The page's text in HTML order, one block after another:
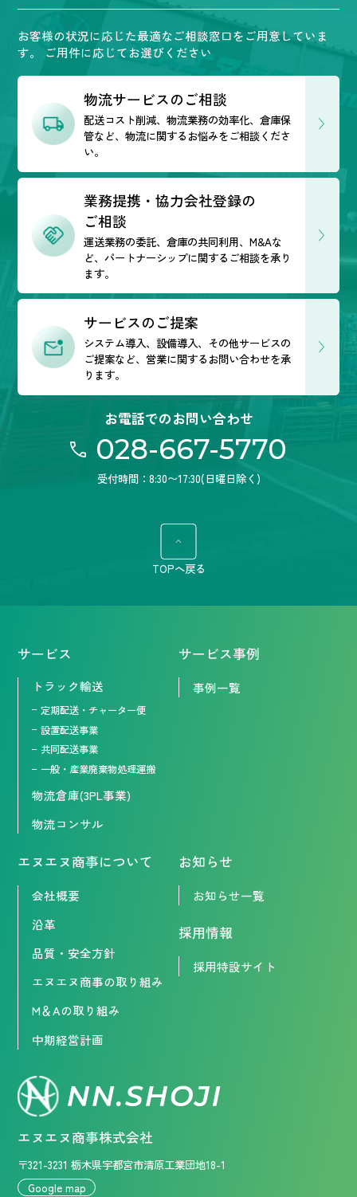
お客様の状況に応じた最適なご相談窓口をご用意していま
す。
ご用件に応じてお選びください
お電話でのお問い合わせ
028-667-5770
受付時間：8:30〜17:30(日曜日除く)
物流サービスのご相談
配送コスト削減、物流業務の効率化、倉庫保
管など、物流に関するお悩みをご相談くださ
い。
業務提携・協力会社登録の
ご相談
運送業務の委託、倉庫の共同利用、M&Aな
ど、パートナーシップに関するご相談を承り
ます。
サービスのご提案
システム導入、設備導入、その他サービスの
ご提案など、営業に関するお問い合わせを承
ります。
サービス
トラック輸送
定期配送・チャーター便
設置配送事業
共同配送事業
一般・産業廃棄物処理運搬
物流倉庫(3PL事業)
物流コンサル
サービス事例
事例一覧
エヌエヌ商事について
会社概要
沿革
品質・安全方針
エヌエヌ商事の取り組み
M＆Aの取り組み
中期経営計画
お知らせ
お知らせ一覧
採用情報
採用特設サイト
エヌエヌ商事株式会社
〒321-3231 栃木県宇都宮市清原工業団地18-1
Google map
TOPへ戻る